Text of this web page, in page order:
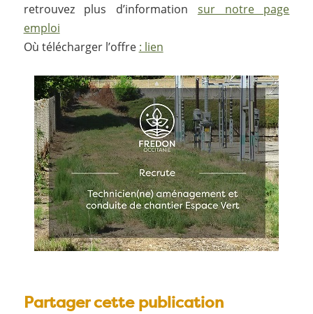
retrouvez plus d’information sur notre page
emploi
Où télécharger l’offre : lien
Partager cette publication